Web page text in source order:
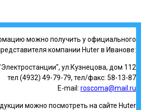
можно получить у официального
компании Huter в Иванове:
ул.Кузнецова, дом 112
тел (4932) 49-79-79, тел/факс: 58-13-87
E-mail: roscoma@mail.ru
можно посмотреть на сайте Huter